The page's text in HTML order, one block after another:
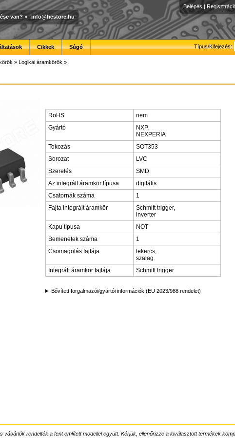
Belépés |
van? » info@hestore.hu
Típus/Kifejezés:
Cikkek Súgó
» Logikai áramkörök »
RoHS
nem
Gyártó
NXP,
NEXPERIA
Tokozás
SOT353
Sorozat
LVC
Szerelés
SMD
Az integrált áramkör típusa
digitális
Csatornák száma
1
Fajta integrált áramkör
Schmitt trigger,
inverter
Kapu típusa
NOT
Bemenetek száma
1
Csomagolás fajtája
tekercs,
szalag
Integrált áramkör fajtája
Schmitt trigger
Bővített forgalmazói/gyártói információk (EU 2023/988 rendelet)
vásárlók rendelték a fent említett modellel együtt. Kérjük, ellenőrizze a kiválasztott termékek